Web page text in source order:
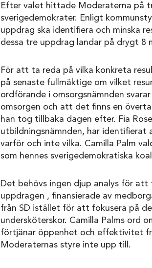
Efter valet hittade Moderaterna på
sverigedemokrater. Enligt
uppdrag ska identifiera och minska
dessa tre uppdrag landar på drygt 8
För att ta reda på vilka konkreta
på senaste fullmäktige om vilket
ordförande i omsorgsnämnden
omsorgen och att det finns en
han tog tillbaka dagen efter. Fia
utbildningsnämnden, har
varför och inte vilka. Camilla Palm
som hennes sverigedemokratiska
Det behövs ingen djup analys för
uppdragen , finansierade av
från SD istället för att fokusera på
undersköterskor. Camilla Palms ord
förtjänar öppenhet och effektivitet
Moderaternas styre inte upp till.